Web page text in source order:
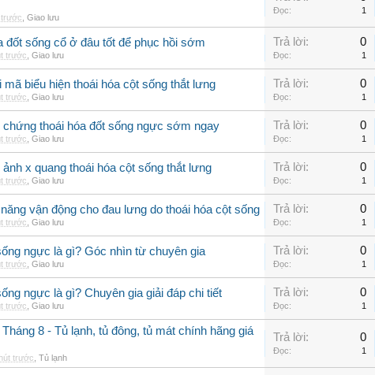
trước Giao lưu
Đọc: 1
đốt sống cổ ở đâu tốt để phục hồi sớm
trước Giao lưu
Trả lời: 0
Đọc: 1
mã biểu hiện thoái hóa cột sống thắt lưng
trước Giao lưu
Trả lời: 0
Đọc: 1
chứng thoái hóa đốt sống ngực sớm ngay
trước Giao lưu
Trả lời: 0
Đọc: 1
ảnh x quang thoái hóa cột sống thắt lưng
trước Giao lưu
Trả lời: 0
Đọc: 1
vận động cho đau lưng do thoái hóa cột sống
trước Giao lưu
Trả lời: 0
Đọc: 1
ngực là gì? Góc nhìn từ chuyên gia
trước Giao lưu
Trả lời: 0
Đọc: 1
ngực là gì? Chuyên gia giải đáp chi tiết
trước Giao lưu
Trả lời: 0
Đọc: 1
8 - Tủ lạnh, tủ đông, tủ mát chính hãng giá
trước Tủ lạnh
Trả lời: 0
Đọc: 1